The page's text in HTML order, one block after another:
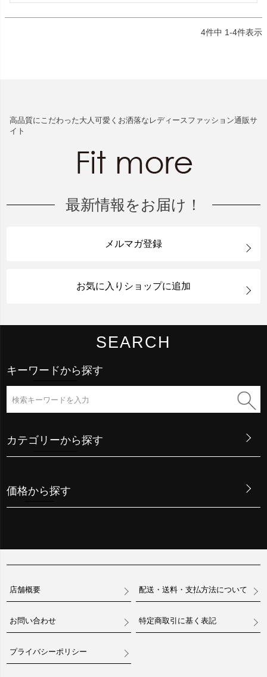
4件中 1-4件表示
高品質にこだわった大人可愛くお洒落なレディースファッション通販サ
イト
最新情報をお届け！
メルマガ登録
お気に入りショップに追加
SEARCH
キーワードから探す
カテゴリーから探す
価格から探す
店舗概要 配送・送料・支払方法について
お問い合わせ 特定商取引に基く表記
プライバシーポリシー